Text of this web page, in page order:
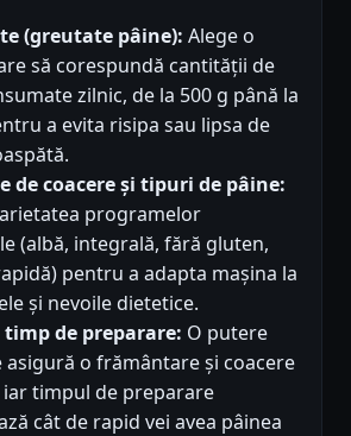
(greutate pâine): Alege o
să corespundă cantității de
zilnic, de la 500 g până la
a evita risipa sau lipsa de
de coacere și tipuri de pâine:
programelor
(albă, integrală, fără gluten,
pentru a adapta mașina la
și nevoile dietetice.
timp de preparare: O putere
asigură o frământare și coacere
iar timpul de preparare
cât de rapid vei avea pâinea